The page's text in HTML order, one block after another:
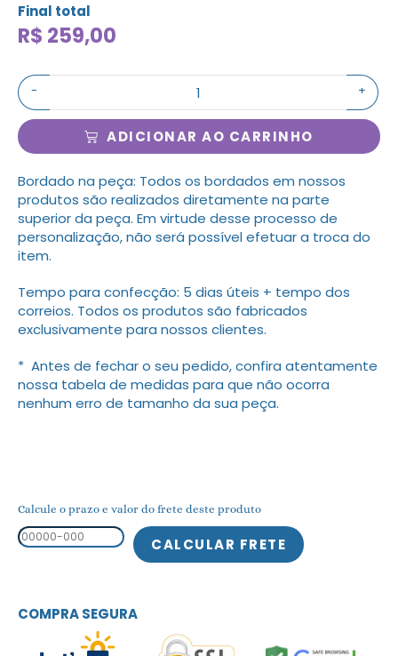
Final total
R$ 259,00
- +
ADICIONAR AO CARRINHO
Bordado na peça: Todos os bordados em nossos
produtos são realizados diretamente na parte
superior da peça. Em virtude desse processo de
personalização, não será possível efetuar a troca do
item.
Tempo para confecção: 5 dias úteis + tempo dos
correios. Todos os produtos são fabricados
exclusivamente para nossos clientes.
* Antes de fechar o seu pedido, confira atentamente
nossa tabela de medidas para que não ocorra
nenhum erro de tamanho da sua peça.
Calcule o prazo e valor do frete deste produto
COMPRA SEGURA